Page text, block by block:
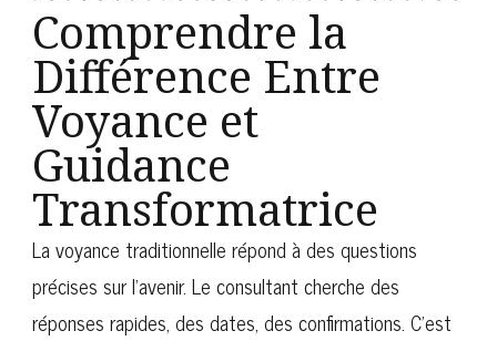
Comprendre la
Différence Entre
Voyance et
Guidance
Transformatrice
La voyance traditionnelle répond à des questions
précises sur l’avenir. Le consultant cherche des
réponses rapides, des dates, des confirmations. C’est